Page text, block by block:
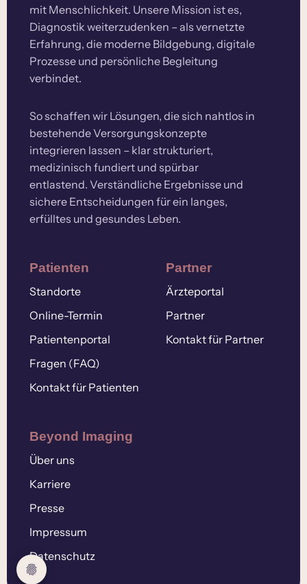
mit Menschlichkeit. Unsere Mission ist es,
Diagnostik weiterzudenken – als vernetzte
Erfahrung, die moderne Bildgebung, digitale
Prozesse und persönliche Begleitung
verbindet.
So schaffen wir Lösungen, die sich nahtlos in
bestehende Versorgungskonzepte
integrieren lassen – klar strukturiert,
medizinisch fundiert und spürbar
entlastend. Verständliche Ergebnisse und
sichere Entscheidungen für ein langes,
erfülltes und gesundes Leben.
Patienten
Standorte
Online-Termin
Patientenportal
Fragen (FAQ)
Kontakt für Patienten
Partner
Ärzteportal
Partner
Kontakt für Partner
Beyond Imaging
Über uns
Karriere
Presse
Impressum
Datenschutz